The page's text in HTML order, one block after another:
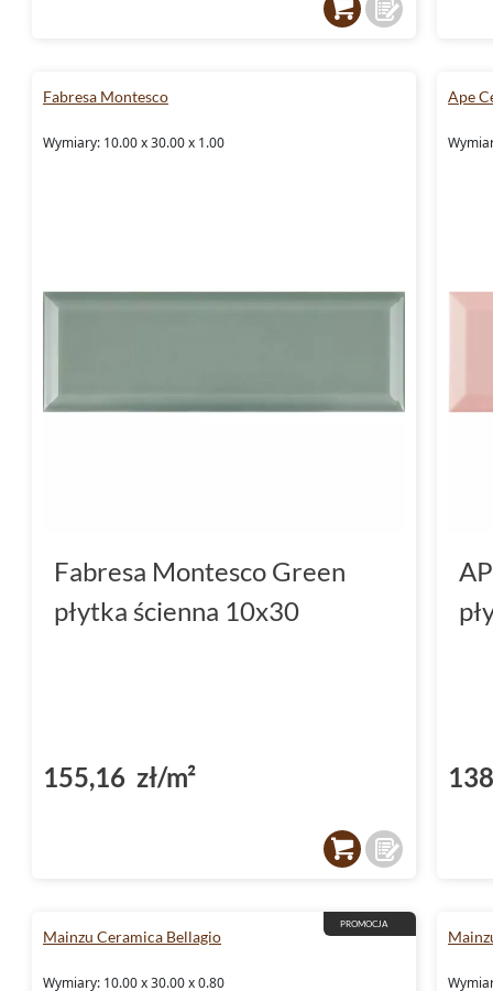
Fabresa Montesco
Wymiary: 10.00 x 30.00 x 1.00
Fabresa Montesco Green
płytka ścienna 10x30
155,16 zł/m²
Ape
PROMOCJA
Mainzu Ceramica Bellagio
Wymiary: 10.00 x 30.00 x 0.80